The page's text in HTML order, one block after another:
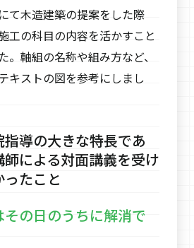
て木造建築の提案をした際
工の科目の内容を活かすこと
。軸組の名称や組み方など、
キストの図を参考にしまし
指導の大きな特長であ
師による対面講義を受け
ったこと
その日のうちに解消で